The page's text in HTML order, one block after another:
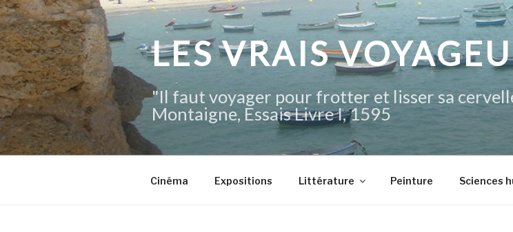
Aller
au
contenu
principal
LES VRAIS
"Il faut voyager pour frotter et lisser sa
Montaigne, Essais Livre I, 1595
Cinéma Expositions Littérature Peinture Sciences